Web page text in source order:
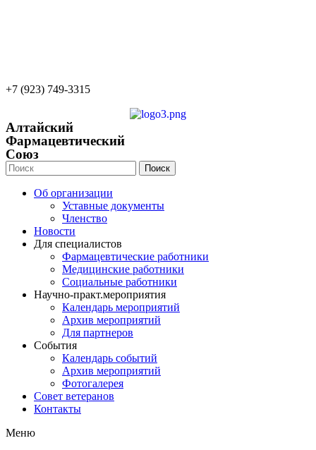
+7 (923) 749-3315
Алтайский
Фармацевтический
Союз
Поиск
Об организации
Уставные документы
Членство
Новости
Для специалистов
Фармацевтические работники
Медицинские работники
Социальные работники
Научно-практ.мероприятия
Календарь мероприятий
Архив мероприятий
Для партнеров
События
Календарь событий
Архив мероприятий
Фотогалерея
Совет ветеранов
Контакты
Меню